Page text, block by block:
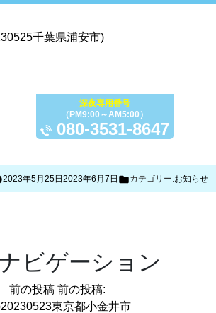
サービス内容 料金
深夜専用番号
（PM9:00～AM5:00）
080-3531-8647
千葉県浦安市)
2023年5月25日 2023年6月7日 カテゴリー:お知らせ
ビゲーション
前の投稿 前の投稿:
東京都小金井市